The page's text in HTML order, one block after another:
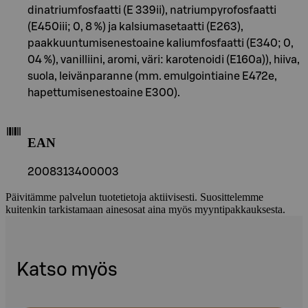
dinatriumfosfaatti (E 339ii), natriumpyrofosfaatti
(E450iii; 0, 8 %) ja kalsiumasetaatti (E263),
paakkuuntumisenestoaine kaliumfosfaatti (E340; 0,
04 %), vanilliini, aromi, väri: karotenoidi (E160a)), hiiva,
suola, leivänparanne (mm. emulgointiaine E472e,
hapettumisenestoaine E300).
EAN
2008313400003
Päivitämme palvelun tuotetietoja aktiivisesti. Suosittelemme
kuitenkin tarkistamaan ainesosat aina myös myyntipakkauksesta.
Katso myös